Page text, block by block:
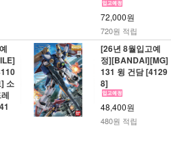
72,000원
720원 적립
소
[26년 8월입고예
정][BANDAI][MG]
131 윙 건담 [4129
8]
48,400원
480원 적립